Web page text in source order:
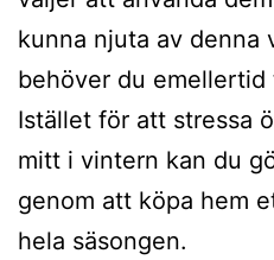
kunna njuta av denna
behöver du
Istället för att stressa
mitt i vintern kan du
genom att köpa hem
hela säsongen.